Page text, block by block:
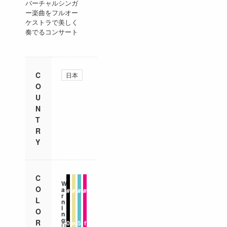
バーチャルシンガ
ー楽曲をフルオー
ケストラで美しく
奏でるコンサート
C
O
U
N
T
R
Y
日本
C
O
L
O
R
W
a
r
n
i
n
g:
#
0
#
e
#
5
#
f